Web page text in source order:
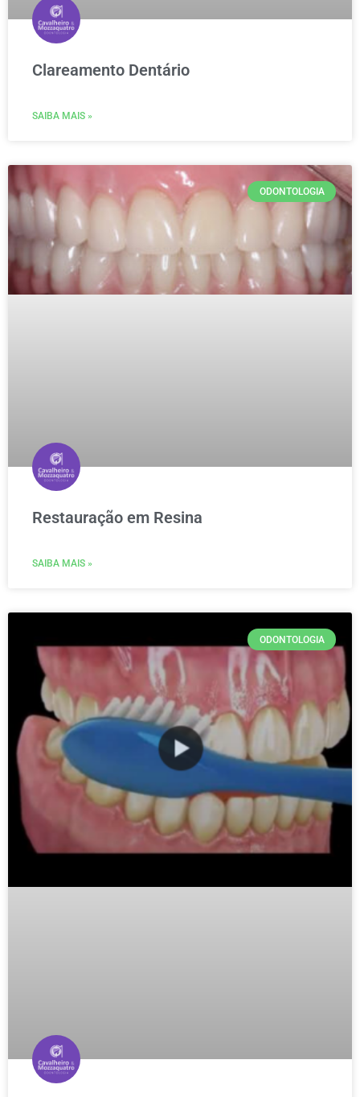
Clareamento Dentário
SAIBA MAIS »
ODONTOLOGIA
Restauração em Resina
SAIBA MAIS »
ODONTOLOGIA